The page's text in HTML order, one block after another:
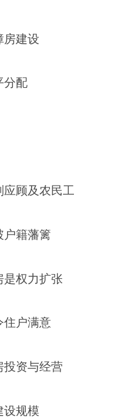
房建设
分配
顾及农民工
户籍藩篱
权力扩张
住户满意
资与经营
设规模